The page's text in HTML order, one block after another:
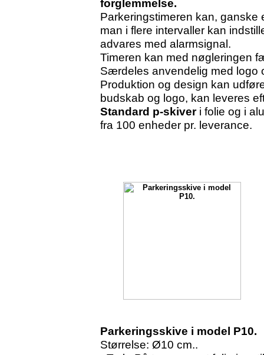
forglemmelse.
Parkeringstimeren kan, ganske
man i flere intervaller kan
advares med alarmsignal.
Timeren kan med nøgleringen
Særdeles anvendelig med logo
Produktion og design kan
budskab og logo, kan leveres
Standard p-skiveri folie og i
fra 100 enheder pr. leverance.
Parkeringsskive i model P10.
Størrelse: Ø10 cm..